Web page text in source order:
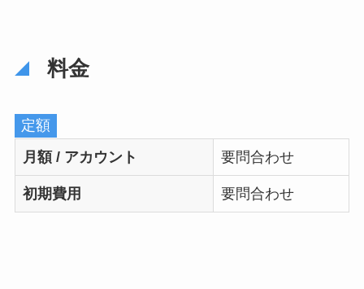
料金
定額
月額 / アカウント
要問合わせ
初期費用 要問合わせ